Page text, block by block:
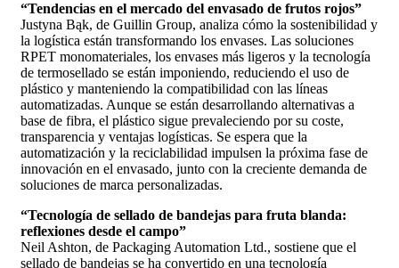
“Tendencias en el mercado del envasado de frutos rojos”
Justyna Bąk, de Guillin Group, analiza cómo la sostenibilidad y
la logística están transformando los envases. Las soluciones
RPET monomateriales, los envases más ligeros y la tecnología
de termosellado se están imponiendo, reduciendo el uso de
plástico y manteniendo la compatibilidad con las líneas
automatizadas. Aunque se están desarrollando alternativas a
base de fibra, el plástico sigue prevaleciendo por su coste,
transparencia y ventajas logísticas. Se espera que la
automatización y la reciclabilidad impulsen la próxima fase de
innovación en el envasado, junto con la creciente demanda de
soluciones de marca personalizadas.
“Tecnología de sellado de bandejas para fruta blanda:
reflexiones desde el campo”
Neil Ashton, de Packaging Automation Ltd., sostiene que el
sellado de bandejas se ha convertido en una tecnología